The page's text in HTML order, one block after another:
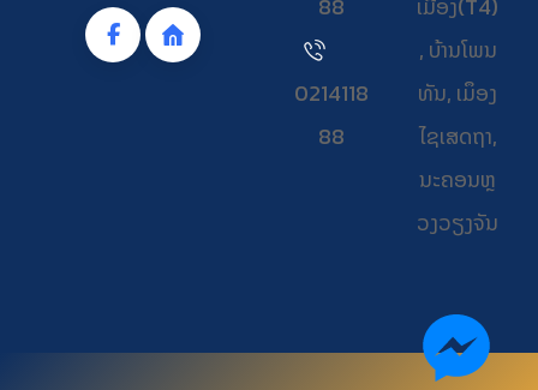
88
0214118
88
ເມືອງ(T4)
, ບ້ານໂພນ
ທັນ, ເມຶອງ
ໄຊເສດຖາ,
ນະຄອນຫຼ
ວງວຽງຈັນ